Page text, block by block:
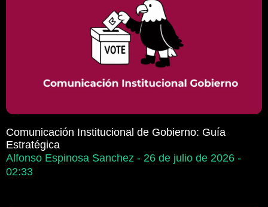
Comunicación Institucional de Gobierno: Guía
Estratégica
Alfonso Espinosa Sanchez
26 de julio de 2026
02:33